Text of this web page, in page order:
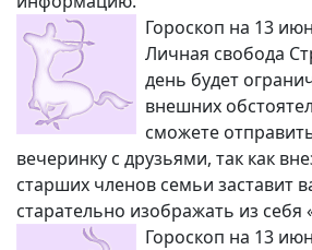
Гороскоп на 13
Личная свобода
день будет
внешних
сможете
вечеринку с друзьями, так как
старших членов семьи заставит
старательно изображать из себя
Гороскоп на 13